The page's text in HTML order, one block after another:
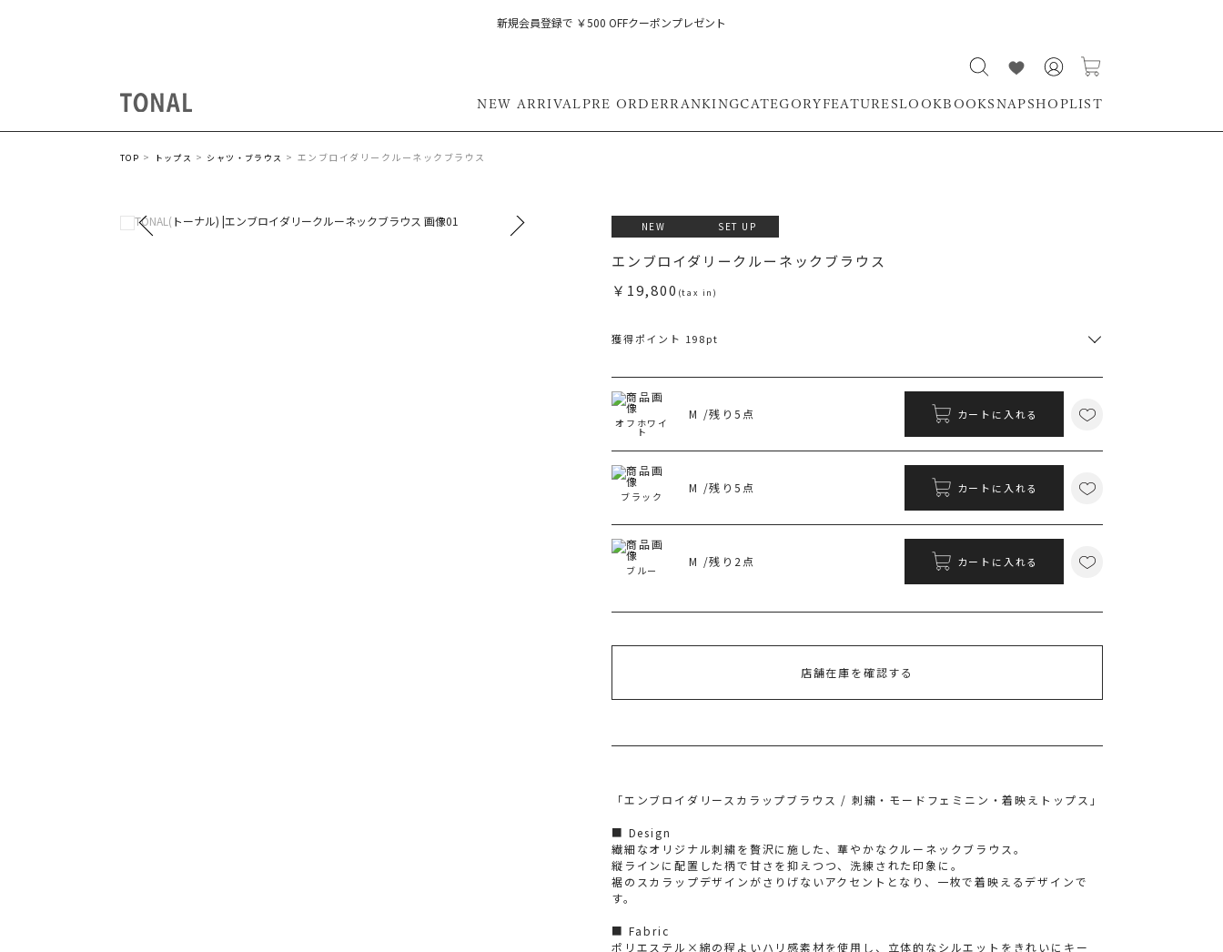
新規会員登録で ￥500 OFFクーポンプレゼント
NEW ARRIVALPRE ORDERRANKINGCATEGORYFEATURESLOOKBOOKSNAPSHOPLIST
TOP トップス シャツ・ブラウス エンブロイダリークルーネックブラウス
NEW SET UP
エンブロイダリークルーネックブラウス
￥19,800 (tax in)
獲得ポイント 198pt
オフホワイ
ト
M /残り5点 カートに入れる
ブラック
M /残り5点 カートに入れる
ブルー
M /残り2点 カートに入れる
店舗在庫を確認する
「エンブロイダリースカラップブラウス / 刺繍・モードフェミニン・着映えトップス」
■ Design
繊細なオリジナル刺繍を贅沢に施した、華やかなクルーネックブラウス。
縦ラインに配置した柄で甘さを抑えつつ、洗練された印象に。
裾のスカラップデザインがさりげないアクセントとなり、一枚で着映えるデザインで
す。
■ Fabric
ポリエステル×綿の程よいハリ感素材を使用し、立体的なシルエットをきれいにキー